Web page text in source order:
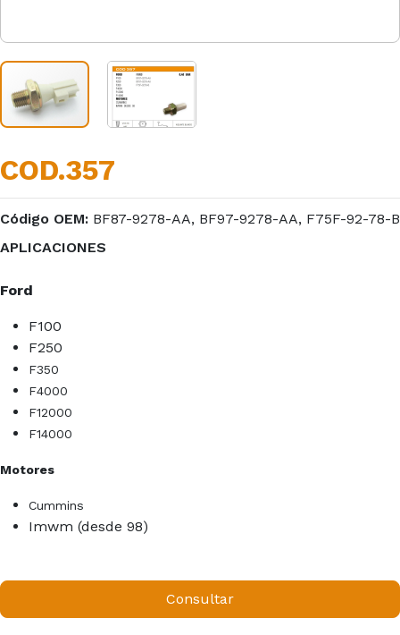
COD.357
Código OEM: BF87-9278-AA, BF97-9278-AA, F75F-92-78-B
APLICACIONES
Ford
F100
F250
F350
F4000
F12000
F14000
Motores
Cummins
Imwm (desde 98)
Consultar